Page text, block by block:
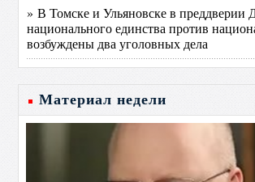
» В Томске и Ульяновске в преддверии
национального единства против
возбуждены два уголовных дела
Материал недели